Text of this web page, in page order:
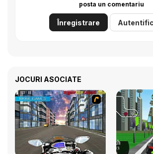
posta un comentariu
Înregistrare
JOCURI ASOCIATE